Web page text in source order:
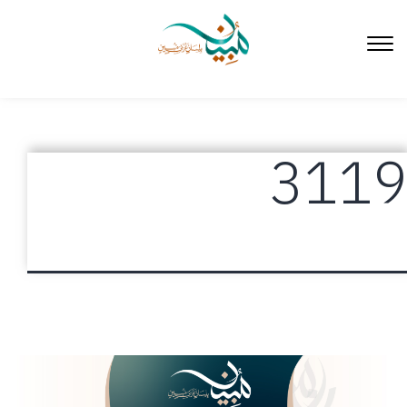
المحتوى
3119